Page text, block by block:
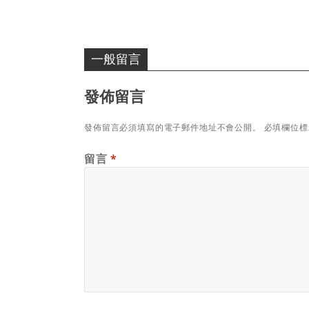
一般留言
發佈留言
發佈留言必須填寫的電子郵件地址不會公開。 必填欄位
留言 *